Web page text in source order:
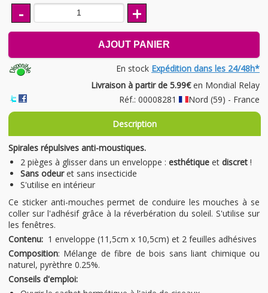
- +
AJOUT PANIER
En stock Expédition dans les 24/48h*
Livraison à partir de 5.99€en Mondial Relay
Réf.: 00008281
Nord (59) - France
Description
Spirales répulsives anti-moustiques.
2 pièges à glisser dans un enveloppe : esthétique et discret !
Sans odeuret sans insecticide
S'utilise en intérieur
Ce sticker anti-mouches permet de conduire les mouches à se
coller sur l'adhésif grâce à la réverbération du soleil. S'utilise sur
les fenêtres.
Contenu: 1 enveloppe (11,5cm x 10,5cm) et 2 feuilles adhésives
Composition: Mélange de fibre de bois sans liant chimique ou
naturel, pyrèthre 0.25%.
Conseils d'emploi: